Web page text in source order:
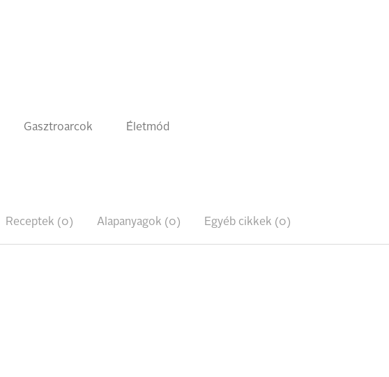
Gasztroarcok Életmód
Receptek (0) Alapanyagok (0) Egyéb cikkek (0)